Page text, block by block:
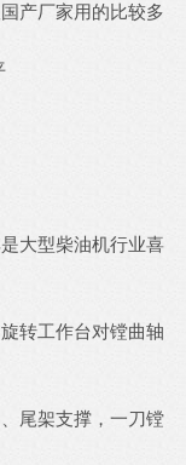
产厂家用的比较多
大型柴油机行业喜
转工作台对镗曲轴
尾架支撑，一刀镗